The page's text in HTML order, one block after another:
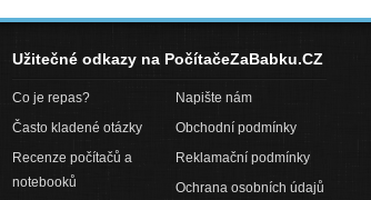
Užitečné odkazy na PočítačeZaBabku.CZ
Co je repas?
Často kladené otázky
Recenze počítačů a
notebooků
Napište nám
Obchodní podmínky
Reklamační podmínky
Ochrana osobních údajů